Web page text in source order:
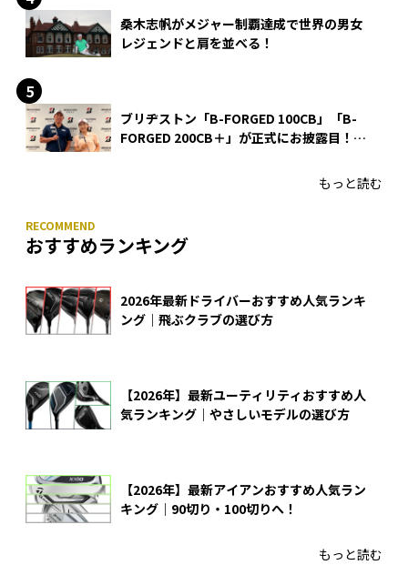
桑木志帆がメジャー制覇達成で世界の男女
レジェンドと肩を並べる！
ブリヂストン「B-FORGED 100CB」「B-
FORGED 200CB＋」が正式にお披露目！
もっと読む
おすすめランキング
2026年最新ドライバーおすすめ人気ランキ
ング｜飛ぶクラブの選び方
【2026年】最新ユーティリティおすすめ人
気ランキング｜やさしいモデルの選び方
【2026年】最新アイアンおすすめ人気ラン
キング｜90切り・100切りへ！
もっと読む